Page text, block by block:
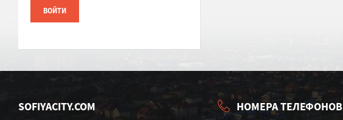
SOFIYACITY.COM НОМЕРА ТЕЛЕФОНОВ